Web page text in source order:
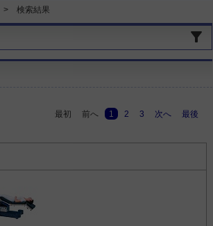
検索結果
最初 前へ 1 2 3 次へ 最後